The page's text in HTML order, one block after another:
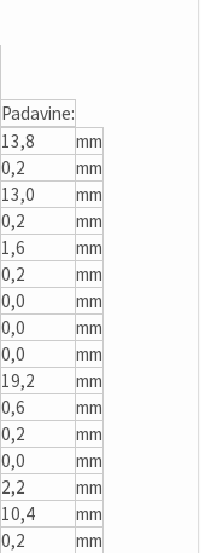
Padavine:
13,8
mm
0,2
mm
13,0
mm
0,2
mm
1,6
mm
0,2
mm
0,0
mm
0,0
mm
0,0
mm
19,2
mm
0,6
mm
0,2
mm
0,0
mm
2,2
mm
10,4
mm
0,2
mm